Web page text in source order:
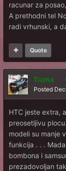
racunar za
A prethodni tel
radi vrhunski, a
Quote
Ticma
Posted
HTC jeste extra,
preosetljivu
modeli su manje
funkcija . . .
bombona i
prezadovoljan